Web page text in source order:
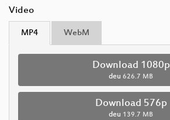
Video
MP4 WebM
Download 1080p
deu 626.7 MB
Download 576p
deu 139.7 MB